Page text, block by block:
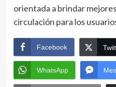
orientada a brindar
circulación para los
Facebook
WhatsApp